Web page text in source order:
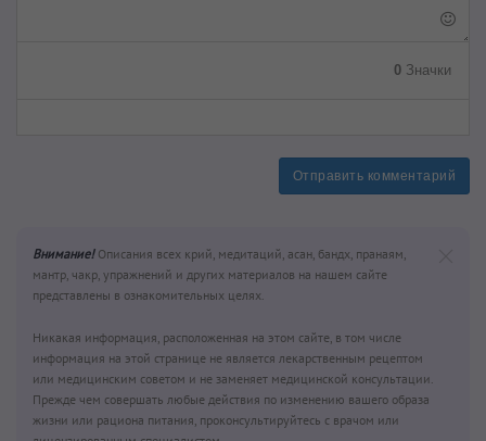
0 Значки
Отправить комментарий
Внимание!Описания всех крий, медитаций, асан, бандх, пранаям,
мантр, чакр, упражнений и других материалов на нашем сайте
представлены в ознакомительных целях.
Никакая информация, расположенная на этом сайте, в том числе
информация на этой странице не является лекарственным рецептом
или медицинским советом и не заменяет медицинской консультации.
Прежде чем совершать любые действия по изменению вашего образа
жизни или рациона питания, проконсультируйтесь с врачом или